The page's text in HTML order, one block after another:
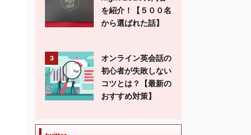
を紹介！【５００名
から選ばれた話】
3
オンライン英会話の
初心者が失敗しない
コツとは？【最新の
おすすめ対策】